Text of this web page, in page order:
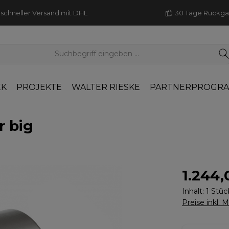
schneller Versand mit DHL 30 Tage
PROJEKTE WALTER RIESKE
big
Inhalt: 1
Preise inkl.